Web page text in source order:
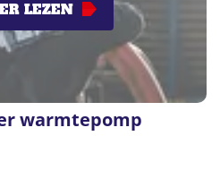
LEZEN
warmtepomp